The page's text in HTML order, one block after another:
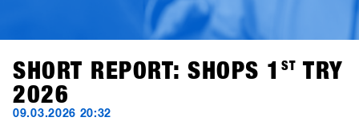
SHORT REPORT: SHOPS 1 ST TRY
2026
09.03.2026 20:32